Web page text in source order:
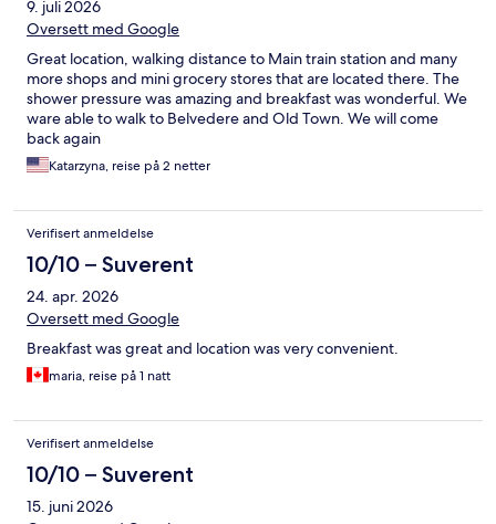
9. juli 2026
Oversett med Google
Great location, walking distance to Main train station and many
more shops and mini grocery stores that are located there. The
shower pressure was amazing and breakfast was wonderful. We
ware able to walk to Belvedere and Old Town. We will come
back again
Katarzyna, reise på 2 netter
Verifisert anmeldelse
10/10 – Suverent
24. apr. 2026
Oversett med Google
Breakfast was great and location was very convenient.
maria, reise på 1 natt
Verifisert anmeldelse
10/10 – Suverent
15. juni 2026